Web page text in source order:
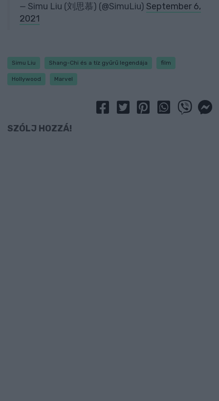
— Simu Liu (刘思慕) (@SimuLiu) September 6,
2021
Simu Liu Shang-Chi és a tíz gyűrű legendája film
Hollywood Marvel
SZÓLJ HOZZÁ!